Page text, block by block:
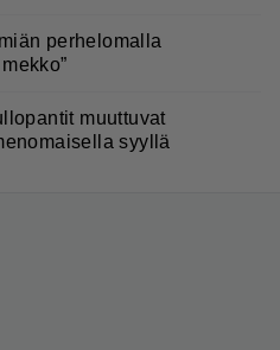
perhelomalla
muuttuvat
syyllä